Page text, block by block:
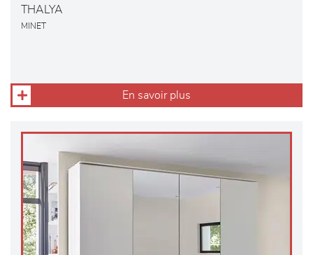
THALYA
MINET
En savoir plus